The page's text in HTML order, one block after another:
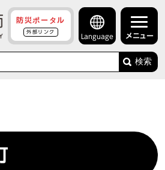
防災ポータル
外部リンク
Language メニュー
検索